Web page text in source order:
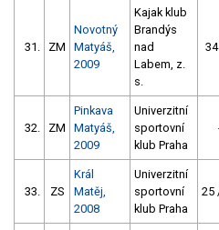
31. ZM
Novotný
Matyáš,
2009
Kajak klub
Brandýs
nad
Labem, z.
s.
32. ZM
Pinkava
Matyáš,
2009
Univerzitní
sportovní
klub Praha
33. ZS
Král
Matěj,
2008
Univerzitní
sportovní
klub Praha
25